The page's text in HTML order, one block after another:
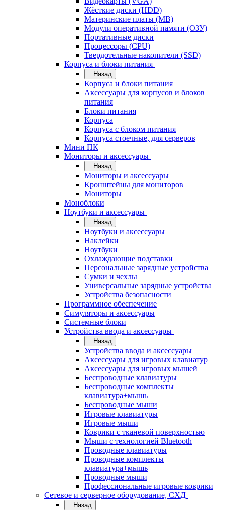
Жёсткие диски (HDD)
Материнские платы (MB)
Модули оперативной памяти (ОЗУ)
Портативные диски
Процессоры (CPU)
Твердотельные накопители (SSD)
Корпуса и блоки питания
Назад
Корпуса и блоки питания
Аксессуары для корпусов и блоков
питания
Блоки питания
Корпуса
Корпуса с блоком питания
Корпуса стоечные, для серверов
Мини ПК
Мониторы и аксессуары
Назад
Мониторы и аксессуары
Кронштейны для мониторов
Мониторы
Моноблоки
Ноутбуки и аксессуары
Назад
Ноутбуки и аксессуары
Наклейки
Ноутбуки
Охлаждающие подставки
Персональные зарядные устройства
Сумки и чехлы
Универсальные зарядные устройства
Устройства безопасности
Программное обеспечение
Симуляторы и аксессуары
Системные блоки
Устройства ввода и аксессуары
Назад
Устройства ввода и аксессуары
Аксессуары для игровых клавиатур
Аксессуары для игровых мышей
Беспроводные клавиатуры
Беспроводные комплекты
клавиатура+мышь
Беспроводные мыши
Игровые клавиатуры
Игровые мыши
Коврики с тканевой поверхностью
Мыши с технологией Bluetooth
Проводные клавиатуры
Проводные комплекты
клавиатура+мышь
Проводные мыши
Профессиональные игровые коврики
Сетевое и серверное оборудование, СХД
Назад